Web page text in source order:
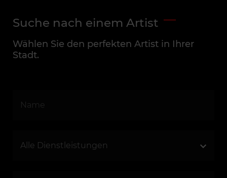
Suche nach einem Artist
Wählen Sie den perfekten Artist in Ihrer
Stadt.